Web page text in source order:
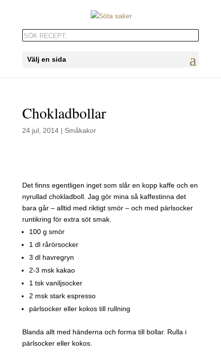
Välj en sida
Chokladbollar
24 jul, 2014| Småkakor
Det finns egentligen inget som slår en kopp kaffe och en
nyrullad chokladboll. Jag gör mina så kaffestinna det
bara går – alltid med riktigt smör – och med pärlsocker
runtikring för extra söt smak.
100 g smör
1 dl rårörsocker
3 dl havregryn
2-3 msk kakao
1 tsk vaniljsocker
2 msk stark espresso
pärlsocker eller kokos till rullning
Blanda allt med händerna och forma till bollar. Rulla i
pärlsocker eller kokos.